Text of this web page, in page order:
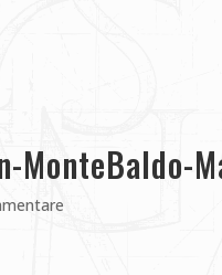
MonteBaldo-